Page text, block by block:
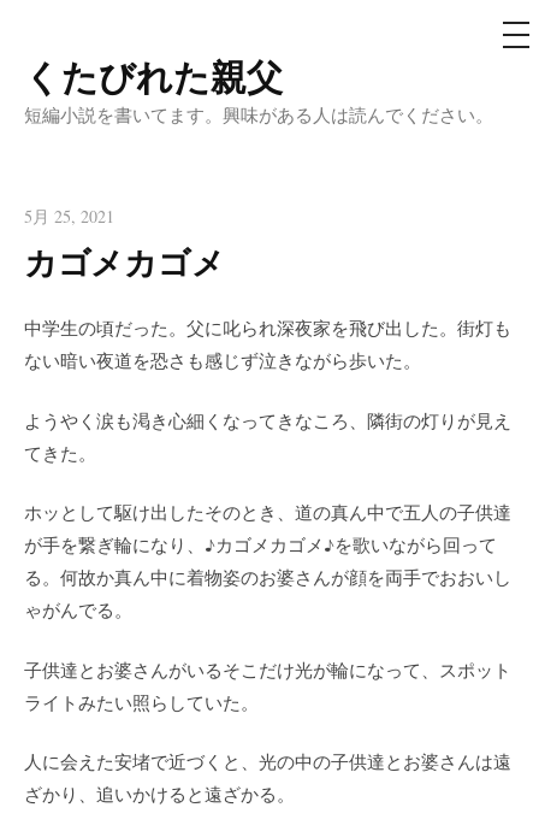
コ
ン
へ
ス
ッ
プ
くたびれた親父
短編小説を書いてます。興味がある人は読んでください。
メ
ニ
5月 25, 2021
カゴメカゴメ
中学生の頃だった。父に叱られ深夜家を飛び出した。街灯も
ない暗い夜道を恐さも感じず泣きながら歩いた。
ようやく涙も渇き心細くなってきなころ、隣街の灯りが見え
てきた。
ホッとして駆け出したそのとき、道の真ん中で五人の子供達
が手を繋ぎ輪になり、♪カゴメカゴメ♪を歌いながら回って
る。何故か真ん中に着物姿のお婆さんが顔を両手でおおいし
ゃがんでる。
子供達とお婆さんがいるそこだけ光が輪になって、スポット
ライトみたい照らしていた。
人に会えた安堵で近づくと、光の中の子供達とお婆さんは遠
ざかり、追いかけると遠ざかる。